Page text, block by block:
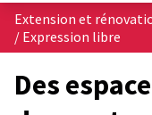
/ Expression libre
Des